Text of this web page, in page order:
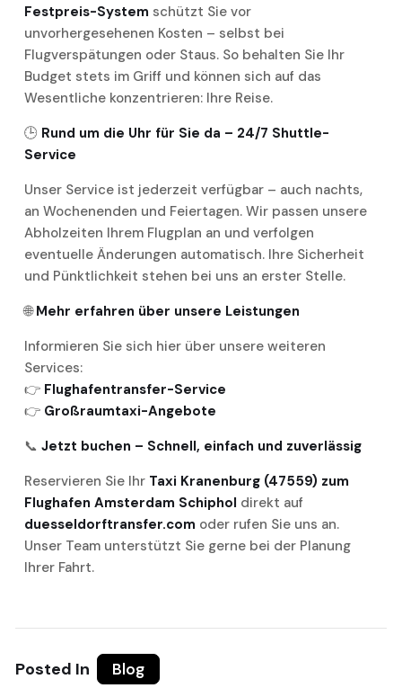
Festpreis-System schützt Sie vor
unvorhergesehenen Kosten – selbst bei
Flugverspätungen oder Staus. So behalten Sie Ihr
Budget stets im Griff und können sich auf das
Wesentliche konzentrieren: Ihre Reise.
🕒 Rund um die Uhr für Sie da – 24/7 Shuttle-
Service
Unser Service ist jederzeit verfügbar – auch nachts,
an Wochenenden und Feiertagen. Wir passen unsere
Abholzeiten Ihrem Flugplan an und verfolgen
eventuelle Änderungen automatisch. Ihre Sicherheit
und Pünktlichkeit stehen bei uns an erster Stelle.
🌐Mehr erfahren über unsere Leistungen
Informieren Sie sich hier über unsere weiteren
Services:
👉 Flughafentransfer-Service
👉 Großraumtaxi-Angebote
📞 Jetzt buchen – Schnell, einfach und zuverlässig
Reservieren Sie Ihr Taxi Kranenburg (47559) zum
Flughafen Amsterdam Schiphol direkt auf
duesseldorftransfer.com oder rufen Sie uns an.
Unser Team unterstützt Sie gerne bei der Planung
Ihrer Fahrt.
Posted In Blog